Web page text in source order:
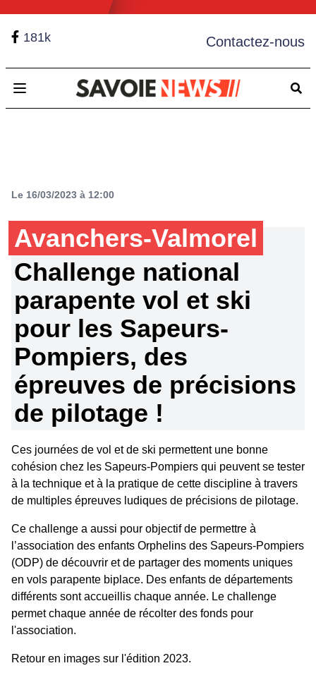
181k Contactez-nous
Open main menu
Le 16/03/2023 à 12:00
Avanchers-Valmorel
Challenge national
parapente vol et ski
pour les Sapeurs-
Pompiers, des
épreuves de précisions
de pilotage !
Ces journées de vol et de ski permettent une bonne
cohésion chez les Sapeurs-Pompiers qui peuvent se tester
à la technique et à la pratique de cette discipline à travers
de multiples épreuves ludiques de précisions de pilotage.
Ce challenge a aussi pour objectif de permettre à
l’association des enfants Orphelins des Sapeurs-Pompiers
(ODP) de découvrir et de partager des moments uniques
en vols parapente biplace. Des enfants de départements
différents sont accueillis chaque année. Le challenge
permet chaque année de récolter des fonds pour
l'association.
Retour en images sur l'édition 2023.